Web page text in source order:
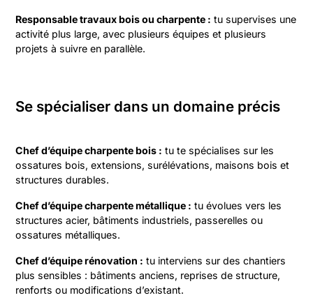
Responsable travaux bois ou charpente : tu supervises une
activité plus large, avec plusieurs équipes et plusieurs
projets à suivre en parallèle.
Se spécialiser dans un domaine précis
Chef d’équipe charpente bois : tu te spécialises sur les
ossatures bois, extensions, surélévations, maisons bois et
structures durables.
Chef d’équipe charpente métallique : tu évolues vers les
structures acier, bâtiments industriels, passerelles ou
ossatures métalliques.
Chef d’équipe rénovation : tu interviens sur des chantiers
plus sensibles : bâtiments anciens, reprises de structure,
renforts ou modifications d’existant.